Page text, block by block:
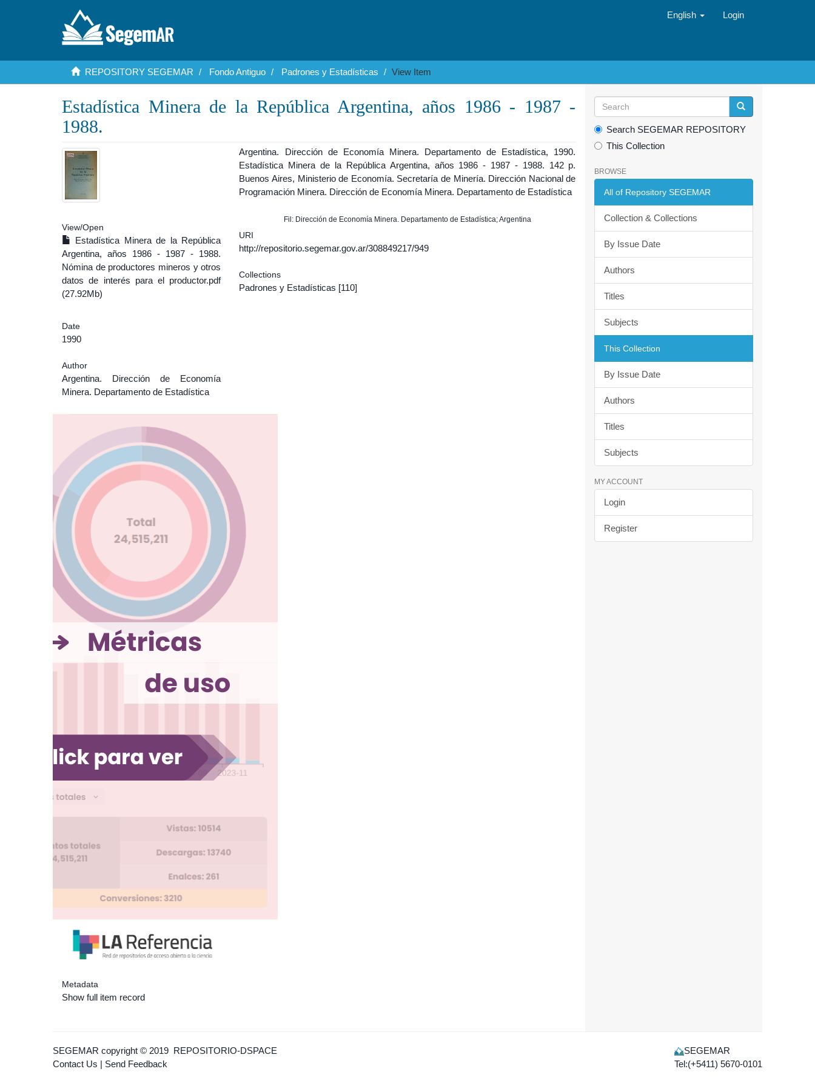
English Login
REPOSITORY SEGEMAR Fondo Antiguo Padrones y Estadísticas View Item
Estadística Minera de la República Argentina, años 1986 - 1987 -
1988.
View/Open
Estadística Minera de la República
Argentina, años 1986 - 1987 - 1988.
Nómina de productores mineros y otros
datos de interés para el productor.pdf
(27.92Mb)
Date
1990
Author
Argentina. Dirección de Economía
Minera. Departamento de Estadística
Metadata
Show full item record
Argentina. Dirección de Economía Minera. Departamento de Estadística, 1990.
Estadística Minera de la República Argentina, años 1986 - 1987 - 1988. 142 p.
Buenos Aires, Ministerio de Economía. Secretaría de Minería. Dirección Nacional de
Programación Minera. Dirección de Economía Minera. Departamento de Estadística
Fil: Dirección de Economía Minera. Departamento de Estadística; Argentina
URI
http://repositorio.segemar.gov.ar/308849217/949
Collections
Padrones y Estadísticas [110]
Search SEGEMAR REPOSITORY
This Collection
BROWSE
All of Repository SEGEMAR
Collection & Collections
By Issue Date
Authors
Titles
Subjects
This Collection
By Issue Date
Authors
Titles
Subjects
MY ACCOUNT
Login
Register
SEGEMAR copyright © 2019 REPOSITORIO-DSPACE
Contact Us | Send Feedback
SEGEMAR
Tel:(+5411) 5670-0101